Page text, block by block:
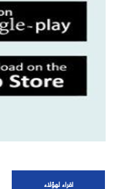
اقراء لهؤلاء